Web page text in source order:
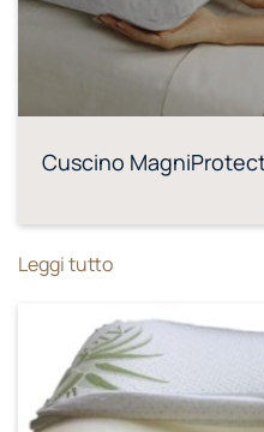
Cuscino
Leggi tutto